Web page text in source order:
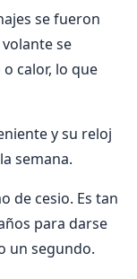
se fueron
se
calor, lo que
y su reloj
semana.
de cesio. Es tan
para darse
un segundo.